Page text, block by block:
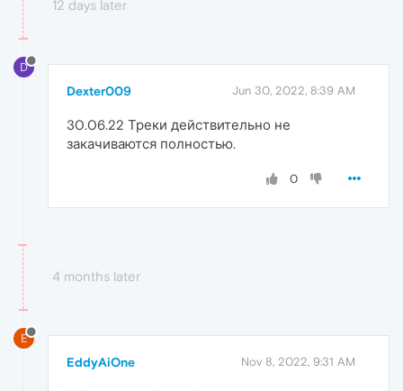
12 days later
D
Dexter009 Jun 30, 2022, 8:39 AM
30.06.22 Треки действительно не
закачиваются полностью.
0
4 months later
E
EddyAiOne Nov 8, 2022, 9:31 AM